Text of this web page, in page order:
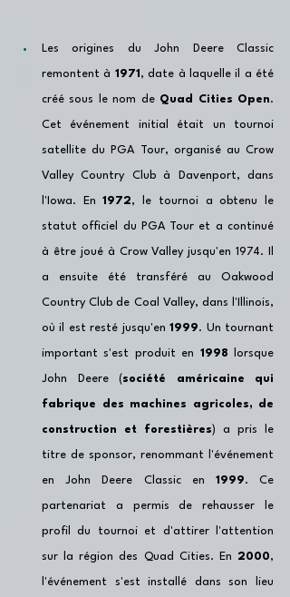
Les origines du John Deere Classic
remontent à 1971 , date à laquelle il a été
créé sous le nom de Quad Cities Open.
Cet événement initial était un tournoi
satellite du PGA Tour, organisé au Crow
Valley Country Club à Davenport, dans
l'Iowa. En 1972, le tournoi a obtenu le
statut officiel du PGA Tour et a continué
à être joué à Crow Valley jusqu'en 1974. Il
a ensuite été transféré au Oakwood
Country Club de Coal Valley, dans l'Illinois,
où il est resté jusqu'en 1999. Un tournant
important s'est produit en 1998 lorsque
John Deere (société américaine qui
fabrique des machines agricoles, de
construction et forestières) a pris le
titre de sponsor, renommant l'événement
en John Deere Classic en 1999. Ce
partenariat a permis de rehausser le
profil du tournoi et d'attirer l'attention
sur la région des Quad Cities. En 2000,
l'événement s'est installé dans son lieu